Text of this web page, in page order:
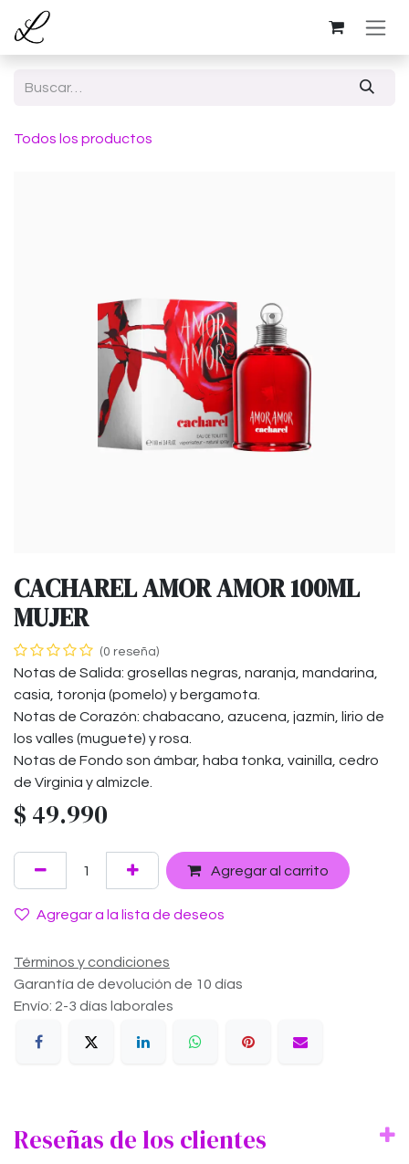
Ir al contenido
Todos los productos
CACHAREL AMOR AMOR 100ML
MUJER
(0 reseña)
Notas de Salida: grosellas negras, naranja, mandarina,
casia, toronja (pomelo) y bergamota.
Notas de Corazón: chabacano, azucena, jazmín, lirio de
los valles (muguete) y rosa.
Notas de Fondo son ámbar, haba tonka, vainilla, cedro
de Virginia y almizcle.
$ 49.990
Agregar al carrito
Agregar a la lista de deseos
Términos y condiciones
Garantía de devolución de 10 días
Envío: 2-3 días laborales
Reseñas de los clientes